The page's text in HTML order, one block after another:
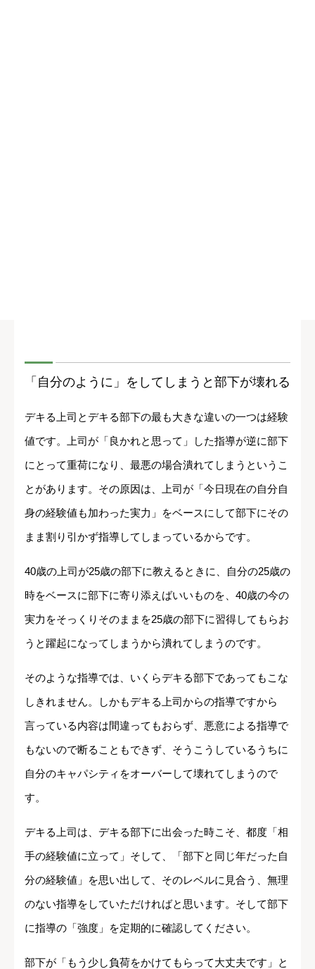
「自分のように」をしてしまうと部下が壊れる
デキる上司とデキる部下の最も大きな違いの一つは経験
値です。上司が「良かれと思って」した指導が逆に部下
にとって重荷になり、最悪の場合潰れてしまうというこ
とがあります。その原因は、上司が「今日現在の自分自
身の経験値も加わった実力」をベースにして部下にその
まま割り引かず指導してしまっているからです。
40歳の上司が25歳の部下に教えるときに、自分の25歳の
時をベースに部下に寄り添えばいいものを、40歳の今の
実力をそっくりそのままを25歳の部下に習得してもらお
うと躍起になってしまうから潰れてしまうのです。
そのような指導では、いくらデキる部下であってもこな
しきれません。しかもデキる上司からの指導ですから
言っている内容は間違ってもおらず、悪意による指導で
もないので断ることもできず、そうこうしているうちに
自分のキャパシティをオーバーして壊れてしまうので
す。
デキる上司は、デキる部下に出会った時こそ、都度「相
手の経験値に立って」そして、「部下と同じ年だった自
分の経験値」を思い出して、そのレベルに見合う、無理
のない指導をしていただければと思います。そして部下
に指導の「強度」を定期的に確認してください。
部下が「もう少し負荷をかけてもらって大丈夫です」と